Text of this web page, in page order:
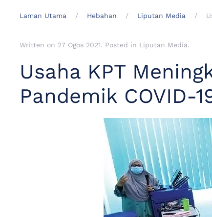
Laman Utama Hebahan Liputan Media
Written on 27 Ogos 2021. Posted in Liputan Media.
Usaha KPT
Pandemik COVID-